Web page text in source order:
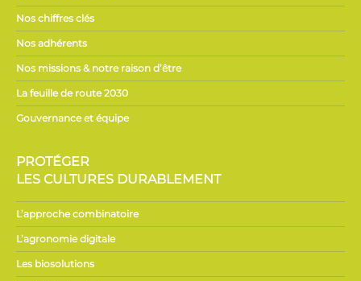
Nos chiffres clés
Nos adhérents
Nos missions & notre raison d’être
La feuille de route 2030
Gouvernance et équipe
PROTÉGER
LES CULTURES DURABLEMENT
L’approche combinatoire
L’agronomie digitale
Les biosolutions